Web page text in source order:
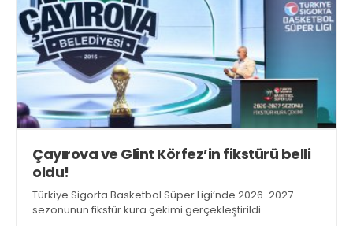
Çayırova ve Glint Körfez’in fikstürü belli
oldu!
Türkiye Sigorta Basketbol Süper Ligi’nde 2026-2027
sezonunun fikstür kura çekimi gerçekleştirildi.